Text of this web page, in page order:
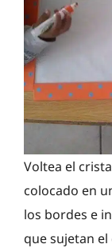
Voltea el
colocado en
los bordes e
que sujetan